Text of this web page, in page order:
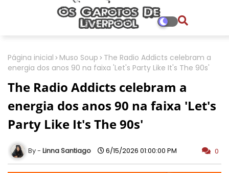
Página inicial Muso Soup
The Radio Addicts celebram a
energia dos anos 90 na faixa 'Let's Party Like It's The 90s'
The Radio Addicts celebram a
energia dos anos 90 na faixa 'Let's
Party Like It's The 90s'
Linna Santiago 6/15/2026 01:00:00 PM 0